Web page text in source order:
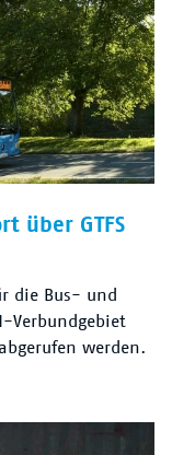
über GTFS
die Bus- und
Verbundgebiet
werden.